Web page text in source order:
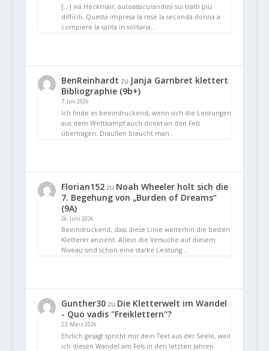
[…] via Heckmair, autoassicurandosi sui tratti più
difficili. Questa impresa la rese la seconda donna a
compiere la salita in solitaria…
BenReinhardt zu Janja Garnbret klettert
Bibliographie (9b+)
7. Juli 2026
Ich finde es beeindruckend, wenn sich die Leistungen
aus dem Wettkampf auch direkt an den Fels
übertragen. Draußen braucht man…
Florian152zu Noah Wheeler holt sich die
7. Begehung von „Burden of Dreams“
(9A)
26. Juni 2026
Beeindruckend, dass diese Linie weiterhin die besten
Kletterer anzieht. Allein die Versuche auf diesem
Niveau sind schon eine starke Leistung.…
Gunther30zu Die Kletterwelt im Wandel
- Quo vadis "Freiklettern"?
23. März 2026
Ehrlich gesagt spricht mir dein Text aus der Seele, weil
ich diesen Wandel am Fels in den letzten Jahren